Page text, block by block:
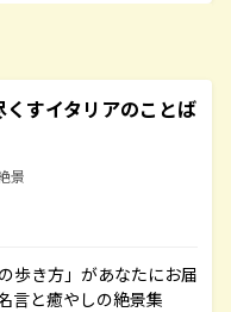
すイタリアのことば
景
歩き方」があなたにお届
言と癒やしの絶景集